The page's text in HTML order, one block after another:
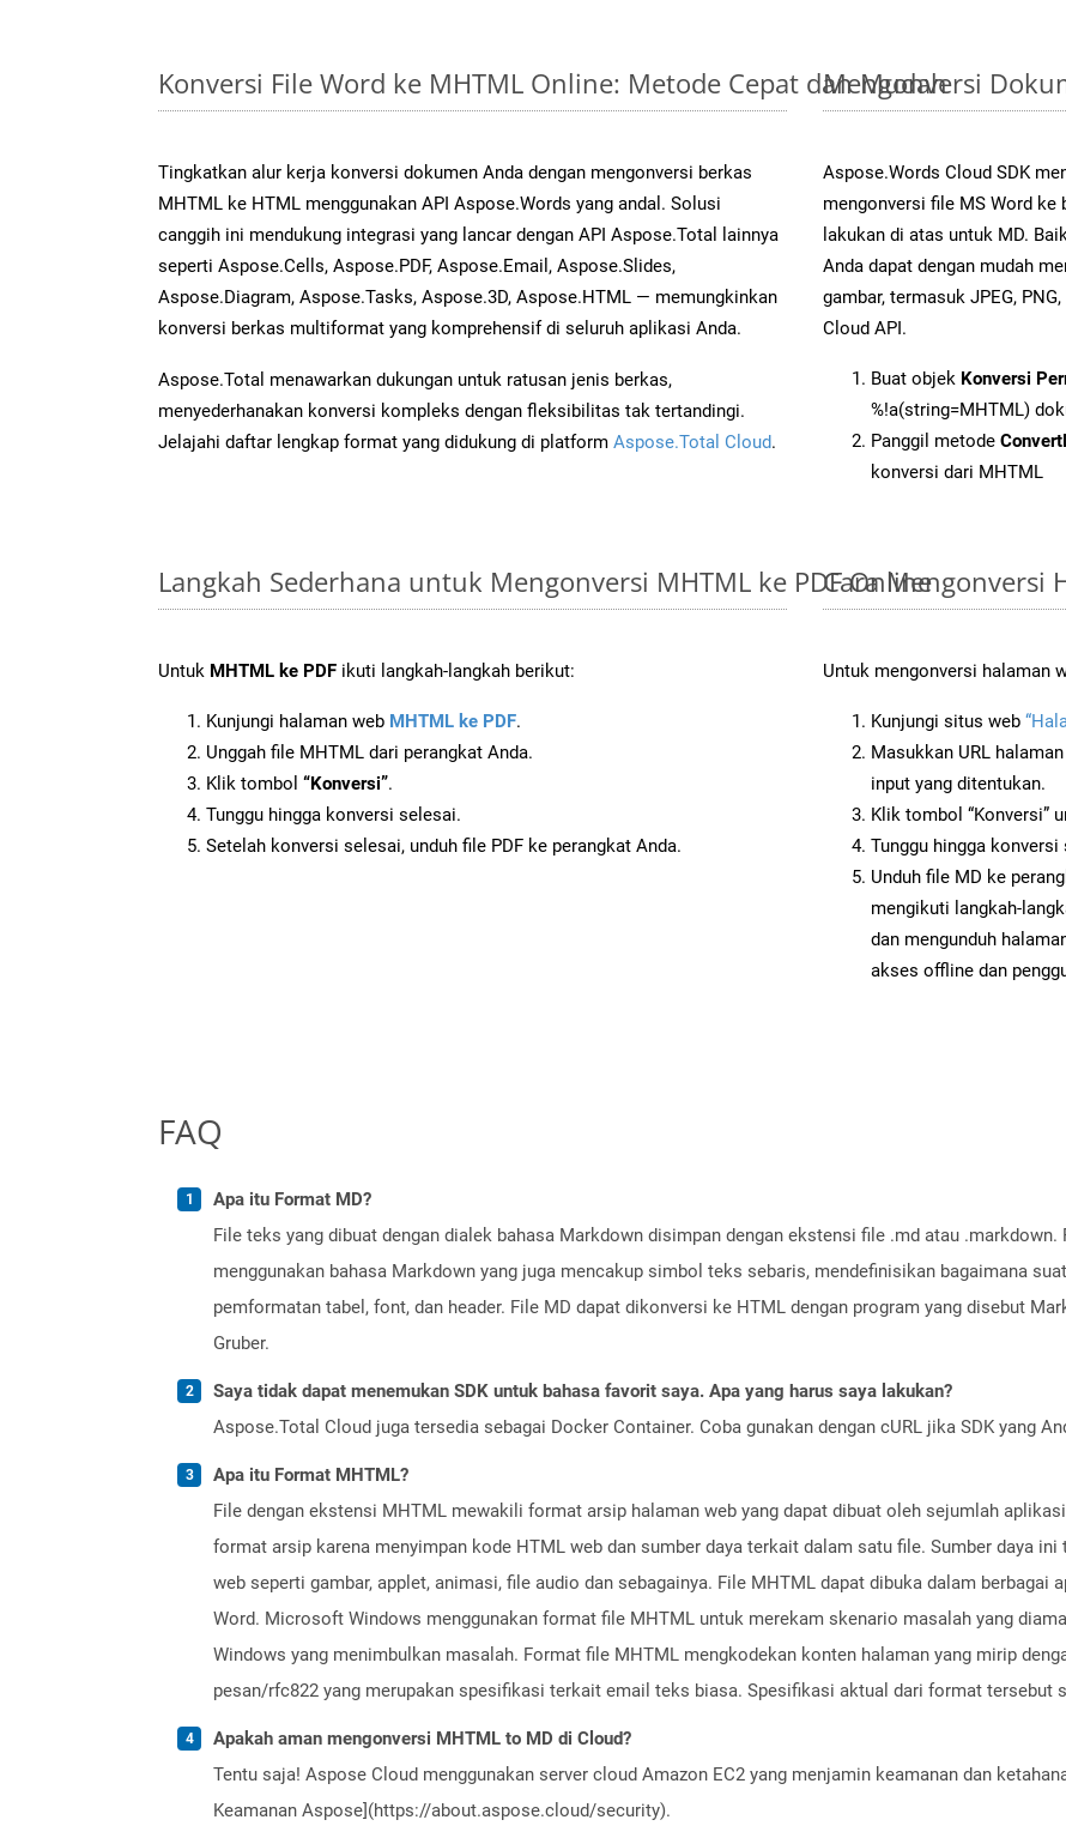
Konversi File Word ke MHTML Online: Metode Cepat dan Mudah
Tingkatkan alur kerja konversi dokumen Anda dengan mengonversi berkas
MHTML ke HTML menggunakan API Aspose.Words yang andal. Solusi
canggih ini mendukung integrasi yang lancar dengan API Aspose.Total lainnya
seperti Aspose.Cells, Aspose.PDF, Aspose.Email, Aspose.Slides,
Aspose.Diagram, Aspose.Tasks, Aspose.3D, Aspose.HTML — memungkinkan
konversi berkas multiformat yang komprehensif di seluruh aplikasi Anda.
Aspose.Total menawarkan dukungan untuk ratusan jenis berkas,
menyederhanakan konversi kompleks dengan fleksibilitas tak tertandingi.
Jelajahi daftar lengkap format yang didukung di platform Aspose.Total Cloud.
Mengonversi
Aspose.Words Cloud SDK
mengonversi file MS Word ke
lakukan di atas untuk MD.
Anda dapat dengan mudah
gambar, termasuk JPEG,
Cloud API.
Buat objek Konversi
%!a(string=MHTML)
Panggil metode
konversi dari MHTML
Langkah Sederhana untuk Mengonversi MHTML ke PDF Online
Untuk MHTML ke PDF ikuti langkah-langkah berikut:
Kunjungi halaman web MHTML ke PDF.
Unggah file MHTML dari perangkat Anda.
Klik tombol “Konversi”.
Tunggu hingga konversi selesai.
Setelah konversi selesai, unduh file PDF ke perangkat Anda.
Cara Mengonversi
Untuk mengonversi halaman
Kunjungi situs web
Masukkan URL
input yang ditentukan.
Klik tombol “Konversi”
Tunggu hingga konversi
Unduh file MD ke
mengikuti langkah-
dan mengunduh
akses offline dan
FAQ
Apa itu Format MD?
File teks yang dibuat dengan dialek bahasa Markdown disimpan dengan ekstensi file .md atau
menggunakan bahasa Markdown yang juga mencakup simbol teks sebaris, mendefinisikan bagaimana
pemformatan tabel, font, dan header. File MD dapat dikonversi ke HTML dengan program yang disebut
Gruber.
Saya tidak dapat menemukan SDK untuk bahasa favorit saya. Apa yang harus saya lakukan?
Aspose.Total Cloud juga tersedia sebagai Docker Container. Coba gunakan dengan cURL jika SDK yang
Apa itu Format MHTML?
File dengan ekstensi MHTML mewakili format arsip halaman web yang dapat dibuat oleh sejumlah
format arsip karena menyimpan kode HTML web dan sumber daya terkait dalam satu file. Sumber daya
web seperti gambar, applet, animasi, file audio dan sebagainya. File MHTML dapat dibuka dalam
Word. Microsoft Windows menggunakan format file MHTML untuk merekam skenario masalah yang
Windows yang menimbulkan masalah. Format file MHTML mengkodekan konten halaman yang mirip
pesan/rfc822 yang merupakan spesifikasi terkait email teks biasa. Spesifikasi aktual dari format tersebut
Apakah aman mengonversi MHTML to MD di Cloud?
Tentu saja! Aspose Cloud menggunakan server cloud Amazon EC2 yang menjamin keamanan dan
Keamanan Aspose](https://about.aspose.cloud/security).